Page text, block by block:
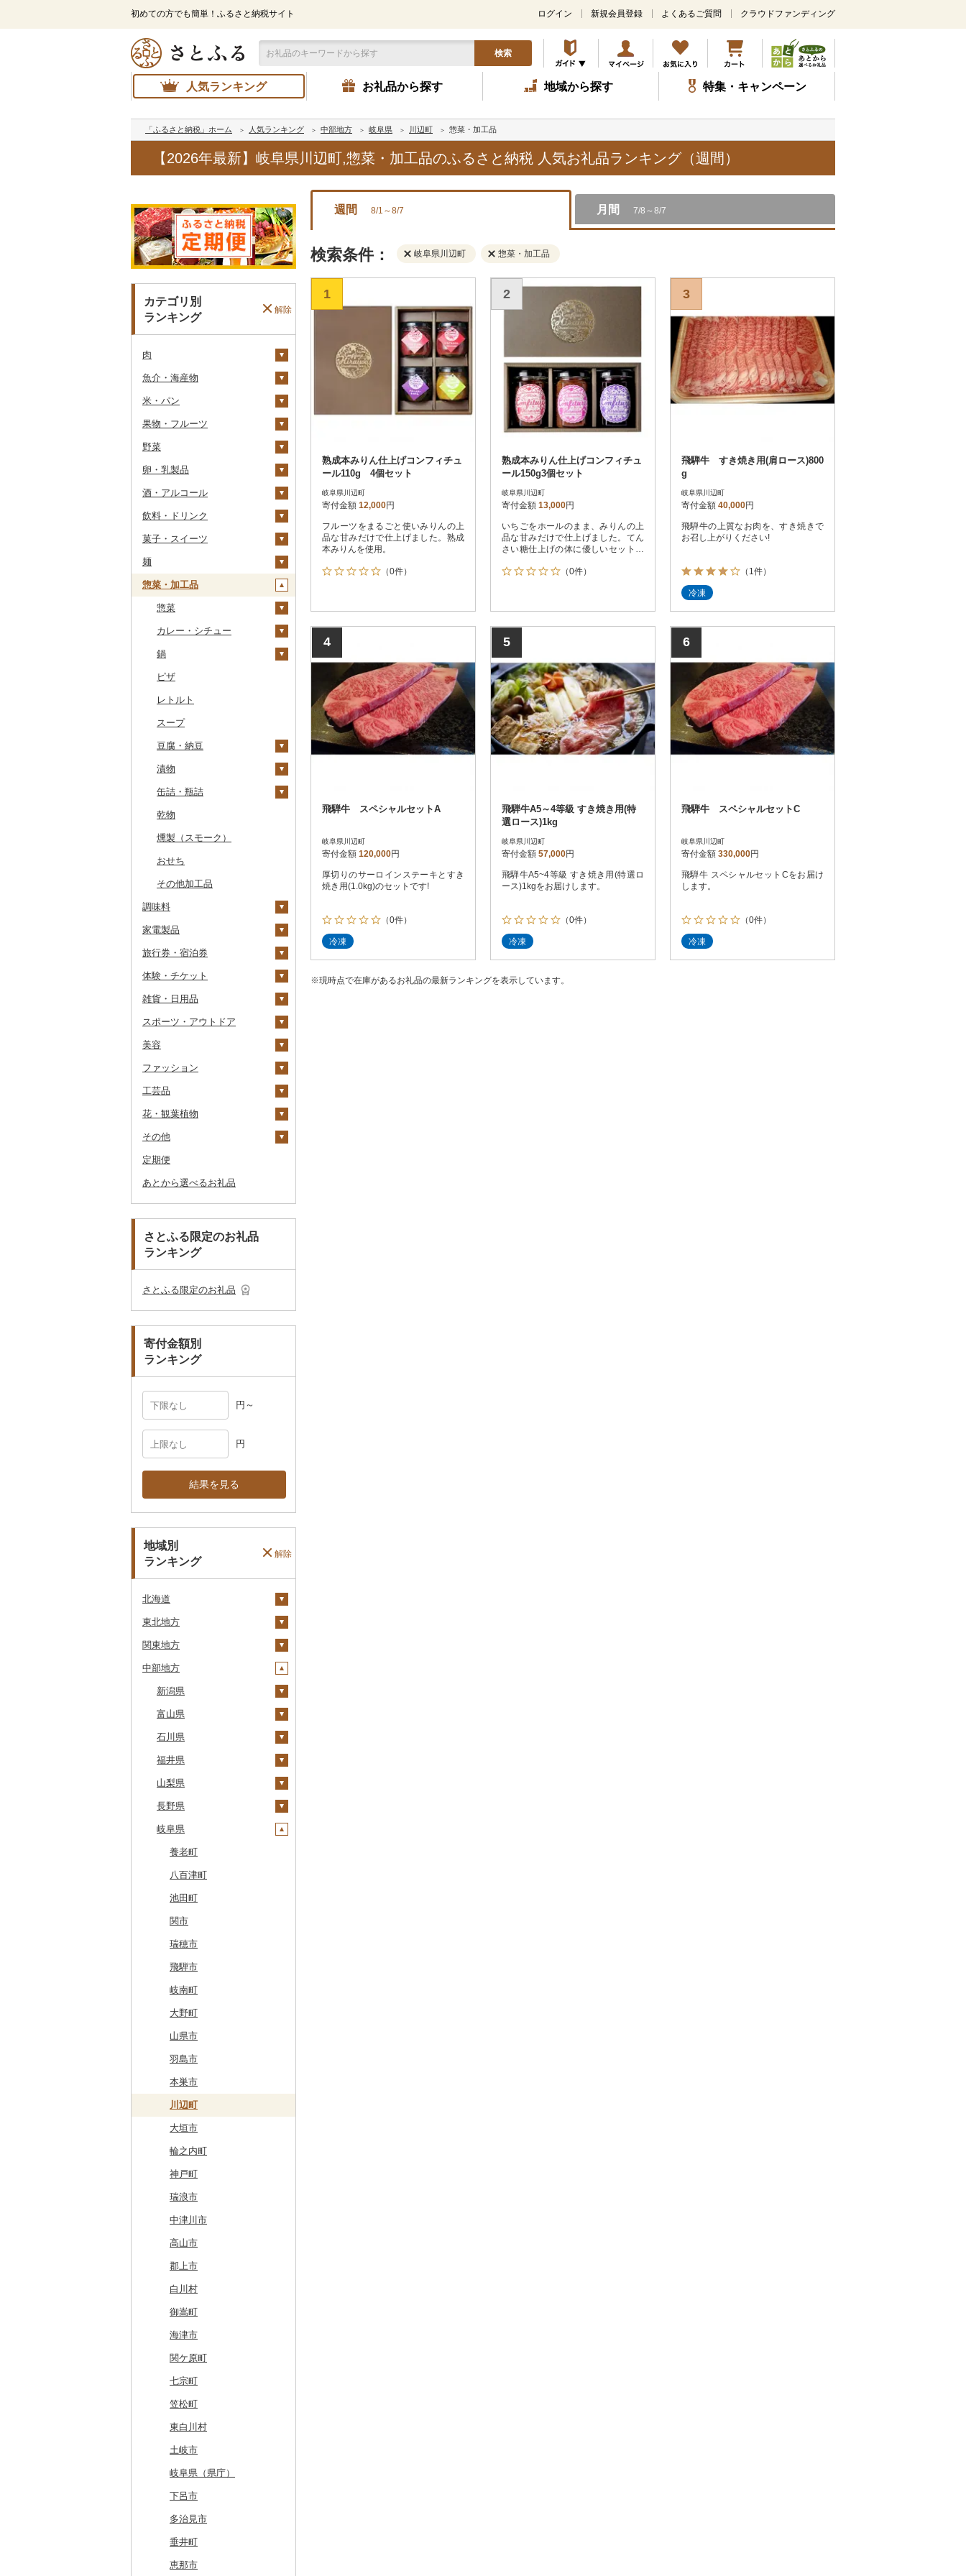
初めての方でも簡単！ふるさと納税サイト
メ
ン
コ
ン
テ
ツ
ッ
プ
ログイン 新規会員登録 よくあるご質問 クラウドファンディング
検索
人気ランキング お礼品から探す 地域から探す 特集・キャンペーン
「ふるさと納税」ホーム 人気ランキング 中部地方 岐阜県 川辺町 惣菜・加工品
【2026年最新】岐阜県川辺町,惣菜・加工品のふるさと納税 人気お礼品ランキング（週間）
カテゴリ別
ランキング
解除
肉
牛肉（精肉）
ステーキ
すき焼き
焼肉
牛タン
和牛
黒毛和牛
仙台牛
米沢牛
山形牛
上州牛
飛騨牛
近江牛
神戸牛・神戸ビーフ
但馬牛
土佐あかうし
佐賀牛
長崎和牛
あか牛
宮崎牛
その他牛肉（精肉）
牛肉（加工品）
ハンバーグ
ローストビーフ
ビーフジャーキー
その他牛肉（加工品）
豚肉（精肉）
すき焼き
しゃぶしゃぶ
焼肉
アグー豚
豚肉（加工品）
ハンバーグ
もつ鍋
ハム
ソーセージ・ウインナ
ベーコン・サラミ
その他豚肉（加工品）
鶏肉
鶏肉（精肉）
ハム・ソーセージ
唐揚げ
水炊き
地鶏
赤鶏さつま
鹿肉
馬肉
羊肉・ラム肉（ジンギス
鴨肉
猪肉
魚介・海産物
カニ
ズワイガニ
毛ガニ
かにしゃぶ
その他カニ
エビ
ボタンエビ
伊勢海老
その他エビ
いくら
うに
明太子・たらこ
明太子
たらこ
その他魚卵
数の子
キャビア
その他魚卵
貝
鮑（アワビ）
牡蠣（カキ）
あさり
サザエ
はまぐり
その他貝
鮮魚
鮭・サーモン
マグロ
カツオ
金目鯛
クエ
くじら
サバ
さんま
鯛
のどぐろ
ふぐ
ブリ
ほっけ
その他鮮魚
イカ・タコ
イカ
海苔・海藻
わかめ
ひじき
その他海苔・海藻
干物
ししゃも
その他干物
その他魚介・加工品
しらす・ちりめん
かまぼこ・練り製品
その他魚介・加工品
米・パン
米
無洗米
玄米
金芽米
ゆめぴりか
コシヒカリ
はえぬき
さがびより
ひとめぼれ
ミルキークィーン
ななつぼし
その他米
雑穀
餅
その他穀物加工品
パン
果物・フルーツ
ぶどう・マスカット
巨峰
ナガノパープル
ピオーネ
デラウェア
その他ぶどう・マスカ
ット
いちご
りんご
もも
メロン
梨
和梨
洋梨・ラフランス
マンゴー
みかん・柑橘
レモン
不知火・デコポン
せとか
文旦
まどんな
ポンカン
その他柑橘
すいか
キウイ
柿（カキ）
ドライフルーツ
干し柿
干し芋
その他ドライフルーツ
その他果物
びわ
ブルーベリー
パイナップル
栗
その他果物
野菜
いも
じゃがいも
さつまいも
その他いも
トマト
フルーツトマト
ミニトマト
玉ねぎ
ねぎ
根菜
人参
大根
レンコン
にんにく・生姜
その他根菜
アスパラガス
豆
きのこ
しいたけ
松茸
その他きのこ
その他野菜
山菜
かぼちゃ
茄子
レタス
その他野菜
卵・乳製品
卵
チーズ
ヨーグルト
バター
その他乳製品
酒・アルコール
ビール・発泡酒
ビール
地ビール・クラフトビ
ール
日本酒
純米吟醸
大吟醸
吟醸
芋焼酎
麦焼酎
米焼酎
その他焼酎
梅酒
泡盛
ワイン
赤ワイン
シャンパン・スパーク
ウイスキー
リキュール・洋酒
甘酒
ノンアルコール
その他酒
飲料・ドリンク
水・ミネラルウォーター
飲料
コーヒー豆
粉
茶
飲料
茶葉・ティーバッグ
足柄茶
知覧茶
八女茶
その他茶
果汁飲料
りんごジュース
紅茶
茶葉・ティーバッグ
その他飲料・ジュース
野菜ジュース
炭酸飲料
豆乳
その他飲料・ジュース
菓子・スイーツ
クッキー
焼き菓子
プリン
ゼリー
チョコレート
カステラ
アイス・ジェラート
その他洋菓子
煎餅・おかき
羊羹
饅頭
大福
その他和菓子
麺
ラーメン
うどん
そば
パスタ
ひやむぎ
そうめん
その他麺
惣菜・加工品
惣菜
餃子
コロッケ
その他惣菜
カレー・シチュー
シチュー
鍋
肉
魚
その他鍋
ピザ
レトルト
スープ
豆腐・納豆
豆腐
納豆
漬物
梅干
キムチ
その他漬物
缶詰・瓶詰
肉
魚
果物
ジャム
その他缶詰・瓶詰
乾物
燻製（スモーク）
おせち
その他加工品
調味料
砂糖
塩
醤油
味噌
酢
だし
食用油
オリーブオイル
ごま油
はちみつ
ドレッシング
その他調味料
ケチャップ
こしょう
その他調味料
家電製品
季節・空調家電
キッチン家電
照明器具
パソコン・周辺機器
TV・オーディオ・カメラ
美容・健康家電
カー用品
時計
その他家電
旅行券・宿泊券
旅行券
JTBふるさと旅行クー
その他旅行券
宿泊券
体験・チケット
PayPay商品券
食事券
温泉・サウナ・スパ利用
券
GDOふるさとゴルフ
プレークーポン
その他のゴルフプレー
花火大会チケット
カタログギフト
雑貨・日用品
家具・インテリア
机・テーブル
その他家具・インテリ
寝具
布団
毛布
タオルケット
タオル
その他タオル
文房具・印鑑
ボールペン
ノート・ファイル
その他文房具
食器
グラス・カップ
箸
スプーン・フォーク・
ナイフ
皿・椀
その他食器
キッチン用品
フライパン
鍋
まな板
土鍋
日用品
洗剤
トイレットペーパー
ティッシュ
その他日用品
楽器・器材
本・CD・DVD
おもちゃ・ぬいぐるみ
ご当地キャラクター
ペット用品
その他雑貨
スポーツ・アウトドア
ゴルフ
ゴルフボール
ゴルフウェア
その他ゴルフ
釣り
サイクリング
アウトドア・キャンプ
その他スポーツ
その他スポーツ
美容
スキンケア
洗顔
その他スキンケア
シャンプー・リンス
石鹸・ボディーソープ
入浴剤
アロマ
プロテイン
その他美容
ファッション
鞄・バッグ
トートバッグ・ショル
ツケース
その他鞄・バッグ
洋服
女性・レディース
子供・ベビー
その他洋服
和服
靴・履物
靴・シューズ
スリッパ・下駄・草履
その他靴・履物
アクセサリー
ペンダント・ネックレ
ス
ピアス・イヤリング
その他アクセサリー
その他服飾小物
ショール・ストール
マフラー・手袋
工芸品
織物
本場奄美大島紬
陶器・漆器
唐津焼
備前焼
美濃焼
村上木彫堆朱
その他装飾品・工芸品
数珠
工芸品
播州そろばん
美濃和紙
花・観葉植物
観葉植物・苗木
花
胡蝶蘭
造花・プリザーブドフ
ラワー
その他花
盆栽・その他
その他
地域サービス
その他
定期便
あとから選べるお礼品
さとふる限定のお礼品
ランキング
さとふる限定のお礼品
寄付金額別
ランキング
円～
円
結果を見る
地域別
ランキング
解除
北海道
安平町
八雲町
鹿部町
江差町
白老町
せたな町
旭川市
森町
稚内市
標津町
清里町
北斗市
留萌市
白糠町
釧路町
名寄市
美唄市
厚岸町
南富良野町
上富良野町
和寒町
紋別市
乙部町
根室市
三笠市
東川町
厚真町
奥尻町
網走市
浦河町
広尾町
中札内村
滝川市
比布町
鶴居村
釧路市
苫前町
当別町
占冠村
上士幌町
平取町
七飯町
東北地方
青森県
十和田市
大鰐町
南部町
五戸町
藤崎町
六ヶ所村
東北町
三戸町
東通村
黒石市
おいらせ町
鶴田町
階上町
深浦町
青森市
田子町
新郷村
横浜町
野辺地町
佐井村
六戸町
五所川原市
平川市
蓬田村
中泊町
外ヶ浜町
つがる市
弘前市
鰺ヶ沢町
むつ市
田舎館村
青森県（県庁）
三沢市
西目屋村
岩手県
宮古市
軽米町
岩手町
矢巾町
釜石市
野田村
普代村
一戸町
陸前高田市
紫波町
滝沢市
住田町
葛巻町
花巻市
岩泉町
田野畑村
盛岡市
遠野市
奥州市
雫石町
岩手県（県庁）
一関市
久慈市
西和賀町
北上市
平泉町
洋野町
大船渡市
山田町
大槌町
宮城県
柴田町
色麻町
丸森町
大衡村
加美町
利府町
白石市
登米市
山元町
名取市
川崎町
村田町
栗原市
富谷市
岩沼市
七ヶ宿町
大崎市
塩竈市
石巻市
多賀城市
宮城県（県庁）
亘理町
蔵王町
女川町
気仙沼市
美里町
松島町
大和町
大郷町
南三陸町
仙台市
大河原町
角田市
涌谷町
東松島市
秋田県
大潟村
横手市
能代市
小坂町
仙北市
井川町
潟上市
三種町
藤里町
湯沢市
大館市
由利本荘市
にかほ市
羽後町
秋田県（県庁）
秋田市
男鹿市
美郷町
東成瀬村
五城目町
北秋田市
八峰町
鹿角市
大仙市
八郎潟町
山形県
村山市
尾花沢市
上山市
河北町
酒田市
新庄市
長井市
小国町
南陽市
中山町
庄内町
大石田町
川西町
鶴岡市
山形県（県庁）
金山町
東根市
飯豊町
鮭川村
大蔵村
山辺町
戸沢村
舟形町
最上町
真室川町
寒河江市
西川町
高畠町
山形市
三川町
大江町
米沢市
福島県
天栄村
広野町
鏡石町
須賀川市
小野町
棚倉町
古殿町
昭和村
下郷町
西郷村
二本松市
猪苗代町
川俣町
郡山市
西会津町
玉川村
いわき市
南会津町
田村市
磐梯町
三春町
本宮市
柳津町
鮫川村
福島市
新地町
葛尾村
三島町
桑折町
矢吹町
国見町
檜枝岐村
喜多方市
南相馬市
会津若松市
関東地方
茨城県
土浦市
取手市
つくば市
稲敷市
潮来市
五霞町
北茨城市
境町
かすみがうら市
牛久市
常陸太田市
つくばみらい市
下妻市
茨城町
神栖市
常総市
東海村
美浦村
大洗町
河内町
ひたちなか市
龍ケ崎市
守谷市
常陸大宮市
笠間市
行方市
結城市
城里町
水戸市
鉾田市
桜川市
石岡市
茨城県（県庁）
坂東市
小美玉市
日立市
大子町
鹿嶋市
阿見町
栃木県
那須塩原市
市貝町
塩谷町
上三川町
佐野市
真岡市
高根沢町
大田原市
栃木市
日光市
小山市
宇都宮市
栃木県（県庁）
那珂川町
茂木町
那須烏山市
矢板市
さくら市
足利市
那須町
鹿沼市
下野市
益子町
芳賀町
野木町
群馬県
榛東村
下仁田町
玉村町
安中市
川場村
昭和村
甘楽町
明和町
沼田市
桐生市
吉岡町
太田市
高山村
みどり市
千代田町
みなかみ町
片品村
富岡市
館林市
伊勢崎市
東吾妻町
前橋市
藤岡市
邑楽町
板倉町
嬬恋村
草津町
高崎市
群馬県（県庁）
大泉町
長野原町
中之条町
埼玉県
春日部市
蕨市
戸田市
毛呂山町
久喜市
ふじみ野市
川島町
上里町
川口市
飯能市
長瀞町
羽生市
小鹿野町
坂戸市
鳩山町
埼玉県（県庁）
神川町
東秩父村
横瀬町
三芳町
幸手市
日高市
蓮田市
川越市
宮代町
吉見町
東松山市
入間市
志木市
北本市
桶川市
加須市
三郷市
八潮市
越生町
さいたま市
千葉県
勝浦市
袖ケ浦市
我孫子市
長柄町
芝山町
八千代市
横芝光町
多古町
白子町
栄町
香取市
習志野市
銚子市
君津市
旭市
南房総市
八街市
東金市
九十九里町
いすみ市
東庄町
館山市
大網白里市
一宮町
佐倉市
木更津市
茂原市
野田市
山武市
鴨川市
印西市
神崎町
船橋市
千葉市
白井市
東京都
八王子市
日野市
昭島市
武蔵村山市
葛飾区
小金井市
墨田区
東久留米市
利島村
瑞穂町
大島町
府中市
国分寺市
東村山市
中央区
あきる野市
中野区
荒川区
北区
多摩市
稲城市
世田谷区
日の出町
板橋区
渋谷区
千代田区
新宿区
江東区
青梅市
国立市
品川区
福生市
小平市
文京区
神奈川県
南足柄市
松田町
大井町
中井町
愛川町
山北町
真鶴町
清川村
開成町
藤沢市
神奈川県（県庁）
鎌倉市
大和市
伊勢原市
小田原市
湯河原町
秦野市
綾瀬市
横須賀市
三浦市
大磯町
箱根町
横浜市
茅ヶ崎市
川崎市
厚木市
海老名市
相模原市
座間市
二宮町
中部地方
新潟県
十日町市
弥彦村
阿賀町
出雲崎町
魚沼市
佐渡市
燕市
南魚沼市
関川村
新発田市
加茂市
小千谷市
田上町
五泉市
三条市
見附市
糸魚川市
胎内市
上越市
阿賀野市
津南町
新潟県（県庁）
柏崎市
村上市
妙高市
聖籠町
刈羽村
湯沢町
新潟市
富山県
射水市
氷見市
朝日町
高岡市
魚津市
砺波市
入善町
黒部市
立山町
富山県（県庁）
小矢部市
滑川市
富山市
南砺市
石川県
羽咋市
七尾市
白山市
穴水町
輪島市
中能登町
石川県（県庁）
野々市市
能登町
能美市
津幡町
宝達志水町
金沢市
内灘町
かほく市
小松市
志賀町
加賀市
福井県
美浜町
小浜市
越前町
若狭町
鯖江市
高浜町
勝山市
福井県（県庁）
越前市
坂井市
あわら市
福井市
大野市
敦賀市
おおい町
永平寺町
山梨県
富士吉田市
甲斐市
山梨市
富士川町
大月市
富士河口湖町
韮崎市
南アルプス市
市川三郷町
都留市
山梨県（県庁）
道志村
忍野村
笛吹市
中央市
北杜市
鳴沢村
西桂町
身延町
早川町
南部町
昭和町
甲府市
甲州市
丹波山村
長野県
高森町
御代田町
飯田市
青木村
南箕輪村
長野県（県庁）
上松町
高山村
南木曽町
朝日村
長野市
根羽村
池田町
須坂市
川上村
信濃町
南牧村
伊那市
立科町
東御市
中野市
豊丘村
売木村
小諸市
木曽町
箕輪町
駒ヶ根市
王滝村
千曲市
辰野町
茅野市
喬木村
阿智村
岐阜県
養老町
八百津町
池田町
関市
瑞穂市
飛騨市
岐南町
大野町
山県市
羽島市
本巣市
川辺町
大垣市
輪之内町
神戸町
瑞浪市
中津川市
高山市
郡上市
白川村
御嵩町
海津市
関ケ原町
七宗町
笠松町
東白川村
土岐市
岐阜県（県庁）
下呂市
多治見市
垂井町
恵那市
週間 8/1～8/7 月間 7/8～8/7
検索条件： 岐阜県川辺町 惣菜・加工品
1
熟成本みりん仕上げコンフィチュ
ール110g 4個セット
岐阜県川辺町
寄付金額 12,000円
フルーツをまるごと使いみりんの上
品な甘みだけで仕上げました。熟成
本みりんを使用。
（0件）
2
熟成本みりん仕上げコンフィチュ
ール150g3個セット
岐阜県川辺町
寄付金額 13,000円
いちごをホールのまま、みりんの上
品な甘みだけで仕上げました。てん
さい糖仕上げの体に優しいセットで
（0件）
3
飛騨牛 すき焼き用(肩ロース)800
g
岐阜県川辺町
寄付金額 40,000円
飛騨牛の上質なお肉を、すき焼きで
お召し上がりください!
（1件）
冷凍
4
飛騨牛 スペシャルセットA
岐阜県川辺町
寄付金額 120,000円
厚切りのサーロインステーキとすき
焼き用(1.0kg)のセットです!
（0件）
冷凍
5
飛騨牛A5～4等級 すき焼き用(特
選ロース)1kg
岐阜県川辺町
寄付金額 57,000円
飛騨牛A5~4等級 すき焼き用(特選ロ
ース)1kgをお届けします。
（0件）
冷凍
6
飛騨牛 スペシャルセットC
岐阜県川辺町
寄付金額 330,000円
飛騨牛 スペシャルセットCをお届け
します。
（0件）
冷凍
※現時点で在庫があるお礼品の最新ランキングを表示しています。